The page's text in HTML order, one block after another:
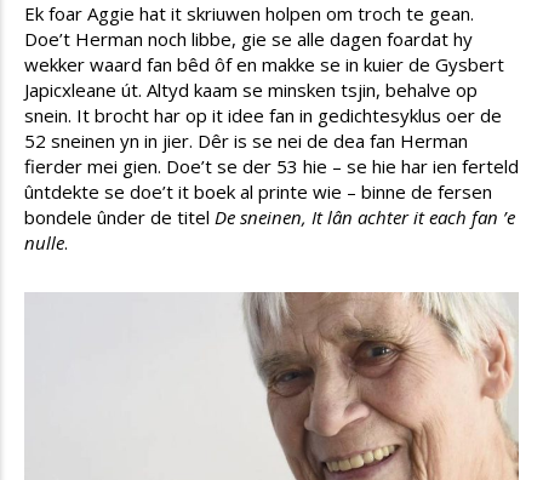
Ek foar Aggie hat it skriuwen holpen om troch te gean.
Doe’t Herman noch libbe, gie se alle dagen foardat hy
wekker waard fan bêd ôf en makke se in kuier de Gysbert
Japicxleane út. Altyd kaam se minsken tsjin, behalve op
snein. It brocht har op it idee fan in gedichtesyklus oer de
52 sneinen yn in jier. Dêr is se nei de dea fan Herman
fierder mei gien. Doe’t se der 53 hie – se hie har ien ferteld
ûntdekte se doe’t it boek al printe wie – binne de fersen
bondele ûnder de titel De sneinen, It lân achter it each fan ’e
nulle.